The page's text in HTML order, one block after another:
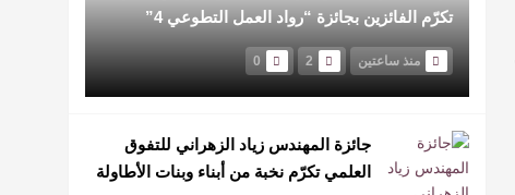
تكرّم الفائزين بجائزة “رواد العمل التطوعي 4”
منذ ساعتين 2
0
جائزة المهندس زياد الزهراني للتفوق
العلمي تكرّم نخبة من أبناء وبنات الأطاولة